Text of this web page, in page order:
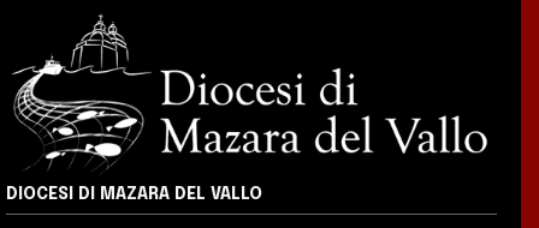
DIOCESI DI MAZARA DEL VALLO